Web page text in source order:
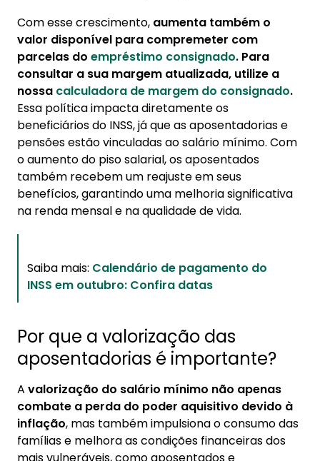
Com esse crescimento, aumenta também o
valor disponível para compremeter com
parcelas do empréstimo consignado. Para
consultar a sua margem atualizada, utilize a
nossa calculadora de margem do consignado.
Essa política impacta diretamente os
beneficiários do INSS, já que as aposentadorias e
pensões estão vinculadas ao salário mínimo. Com
o aumento do piso salarial, os aposentados
também recebem um reajuste em seus
benefícios, garantindo uma melhoria significativa
na renda mensal e na qualidade de vida.
Saiba mais: Calendário de pagamento do
INSS em outubro: Confira datas
Por que a valorização das
aposentadorias é importante?
A valorização do salário mínimo não apenas
combate a perda do poder aquisitivo devido à
inflação, mas também impulsiona o consumo das
famílias e melhora as condições financeiras dos